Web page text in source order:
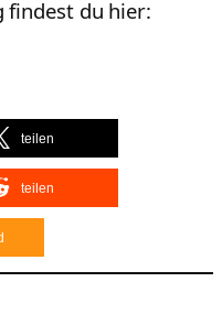
findest du hier:
teilen
teilen